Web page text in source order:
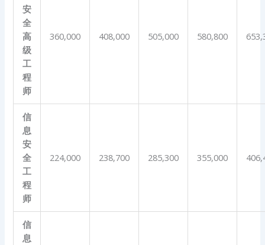
安
全
高
级
工
程
师
360,000 408,000 505,000 580,800
信
息
安
全
工
程
师
224,000 238,700 285,300 355,000
信
息